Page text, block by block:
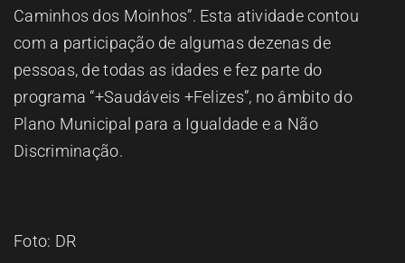
Caminhos dos Moinhos”. Esta atividade contou
com a participação de algumas dezenas de
pessoas, de todas as idades e fez parte do
programa “+Saudáveis +Felizes”, no âmbito do
Plano Municipal para a Igualdade e a Não
Discriminação.
Foto: DR